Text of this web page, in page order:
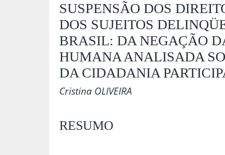
SUSPENSÃO DOS
DOS SUJEITOS
BRASIL: DA NEGAÇÃO
HUMANA ANALISADA
DA CIDADANIA
Cristina OLIVEIRA
RESUMO